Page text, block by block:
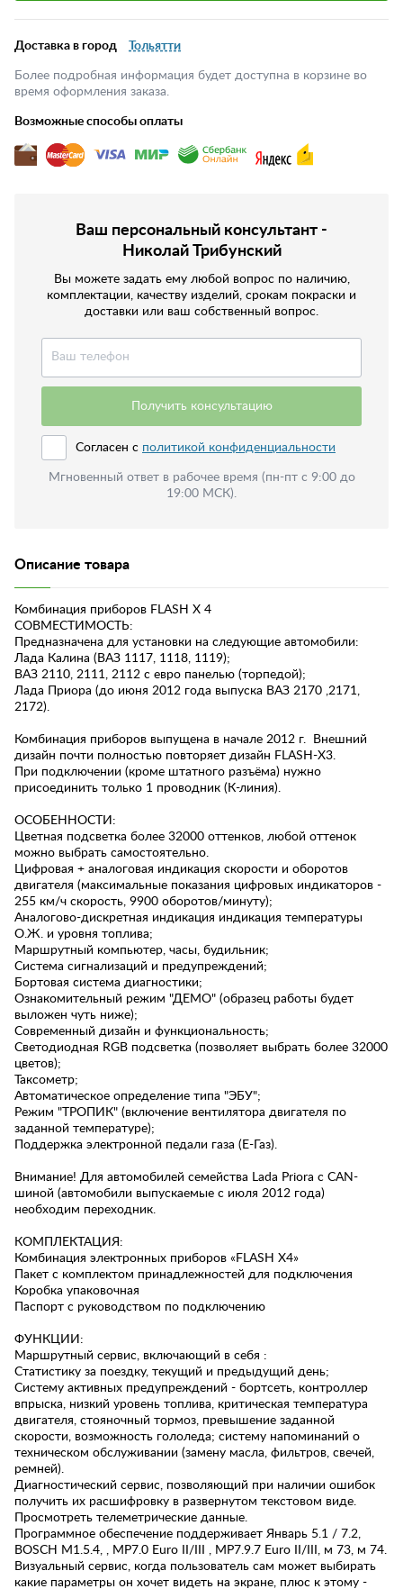
Доставка в город Тольятти
Более подробная информация будет доступна в корзине во
время оформления заказа.
Возможные способы оплаты
Ваш персональный консультант -
Николай Трибунский
Вы можете задать ему любой вопрос по наличию,
комплектации, качеству изделий, срокам покраски и
доставки или ваш собственный вопрос.
Получить консультацию
Согласен с политикой конфиденциальности
Мгновенный ответ в рабочее время (пн-пт с 9:00 до
19:00 МСК).
Описание товара
Комбинация приборов FLASH X 4
СОВМЕСТИМОСТЬ:
Предназначена для установки на следующие автомобили:
Лада Калина (ВАЗ 1117, 1118, 1119);
ВАЗ 2110, 2111, 2112 с евро панелью (торпедой);
Лада Приора (до июня 2012 года выпуска ВАЗ 2170 ,2171,
2172).
Комбинация приборов выпущена в начале 2012 г. Внешний
дизайн почти полностью повторяет дизайн FLASH-X3.
При подключении (кроме штатного разъёма) нужно
присоединить только 1 проводник (К-линия).
ОСОБЕННОСТИ:
Цветная подсветка более 32000 оттенков, любой оттенок
можно выбрать самостоятельно.
Цифровая + аналоговая индикация скорости и оборотов
двигателя (максимальные показания цифровых индикаторов -
255 км/ч скорость, 9900 оборотов/минуту);
Аналогово-дискретная индикация индикация температуры
О.Ж. и уровня топлива;
Маршрутный компьютер, часы, будильник;
Система сигнализаций и предупреждений;
Бортовая система диагностики;
Ознакомительный режим "ДЕМО" (образец работы будет
выложен чуть ниже);
Современный дизайн и функциональность;
Светодиодная RGB подсветка (позволяет выбрать более 32000
цветов);
Таксометр;
Автоматическое определение типа "ЭБУ";
Режим "ТРОПИК" (включение вентилятора двигателя по
заданной температуре);
Поддержка электронной педали газа (Е-Газ).
Внимание! Для автомобилей семейства Lada Priora с CAN-
шиной (автомобили выпускаемые с июля 2012 года)
необходим переходник.
КОМПЛЕКТАЦИЯ:
Комбинация электронных приборов «FLASH Х4»
Пакет с комплектом принадлежностей для подключения
Коробка упаковочная
Паспорт с руководством по подключению
ФУНКЦИИ:
Маршрутный сервис, включающий в себя :
Статистику за поездку, текущий и предыдущий день;
Систему активных предупреждений - бортсеть, контроллер
впрыска, низкий уровень топлива, критическая температура
двигателя, стояночный тормоз, превышение заданной
скорости, возможность гололеда; систему напоминаний о
техническом обслуживании (замену масла, фильтров, свечей,
ремней).
Диагностический сервис, позволяющий при наличии ошибок
получить их расшифровку в развернутом текстовом виде.
Просмотреть телеметрические данные.
Программное обеспечение поддерживает Январь 5.1 / 7.2,
BOSCH M1.5.4, , MP7.0 Euro II/III , MP7.9.7 Euro II/III, м 73, м 74.
Визуальный сервис, когда пользователь сам может выбирать
какие параметры он хочет видеть на экране, плюс к этому -